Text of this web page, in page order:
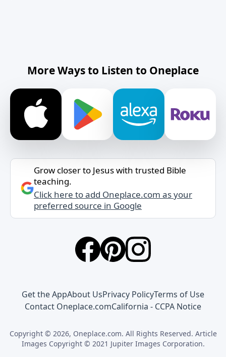
More Ways to Listen to Oneplace
Grow closer to Jesus with trusted Bible
teaching.
Click here to add Oneplace.com as your
preferred source in Google
Get the AppAbout UsPrivacy PolicyTerms of Use
Contact Oneplace.comCalifornia - CCPA Notice
Copyright © 2026, Oneplace.com. All Rights Reserved. Article
Images Copyright © 2021 Jupiter Images Corporation.